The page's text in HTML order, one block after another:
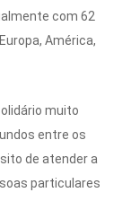
com 62
América,
muito
entre os
de atender a
particulares